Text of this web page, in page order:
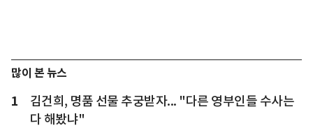
많이 본 뉴스
1
김건희, 명품 선물 추궁받자... "다른 영부인들 수사는
다 해봤냐"